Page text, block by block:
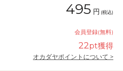
495 円 (税込)
会員登録(無料)
22pt獲得
オカダヤポイントについて >